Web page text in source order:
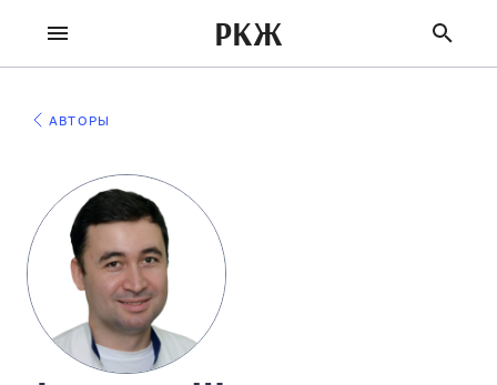
РКЖ
АВТОРЫ